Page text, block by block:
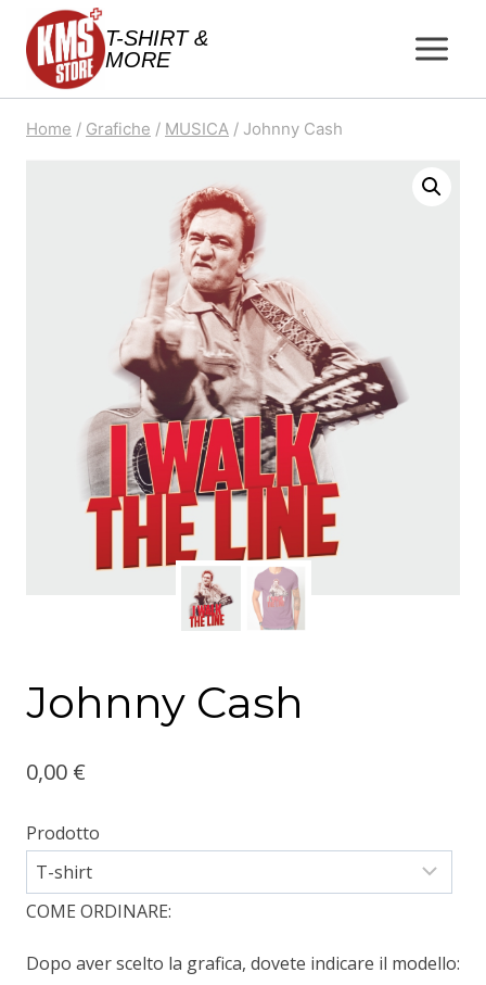
Salta
contenuto
T-SHIRT &
MORE
Home / Grafiche / MUSICA / Johnny Cash
Johnny Cash
0,00 €
Prodotto
COME ORDINARE:
Dopo aver scelto la grafica, dovete indicare il modello: